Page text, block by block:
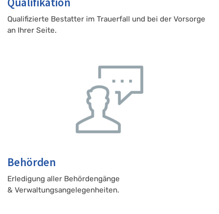
Qualifizierte Bestatter im Trauerfall und bei der Vorsorge
an Ihrer Seite.
Behörden
Erledigung aller Behördengänge
& Verwaltungsangelegenheiten.